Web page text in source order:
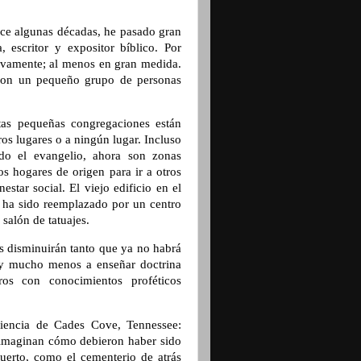
algunas décadas, he pasado gran
escritor y expositor bíblico. Por
al menos en gran medida.
un pequeño grupo de personas
pequeñas congregaciones están
lugares o a ningún lugar. Incluso
el evangelio, ahora son zonas
hogares de origen para ir a otros
social. El viejo edificio en el
sido reemplazado por un centro
de tatuajes.
disminuirán tanto que ya no habrá
mucho menos a enseñar doctrina
con conocimientos proféticos
de Cades Cove, Tennessee:
cómo debieron haber sido
como el cementerio de atrás